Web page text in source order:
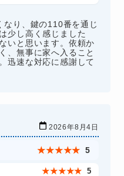
なり、鍵の110番を通じ
少し高く感じました
いと思います。依頼か
、無事に家へ入ること
迅速な対応に感謝して
2026年8月4日
★★★★★ 5
★★★★★ 5